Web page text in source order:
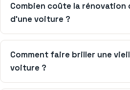
Combien coûte la rénovation
d’une voiture ?
Comment faire briller une
voiture ?